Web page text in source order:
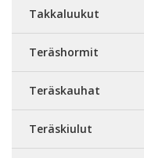
Takkaluukut
Teräshormit
Teräskauhat
Teräskiulut